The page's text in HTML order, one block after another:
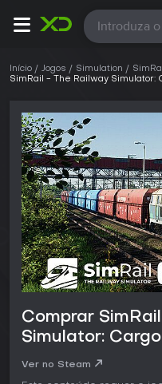
Todas
Início Jogos Simulation
SimRail - The Railway Simulator:
Comprar
Simulator:
Ver no Steam